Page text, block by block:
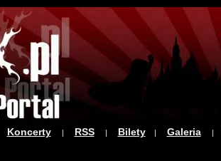
Koncerty| RSS| Bilety| Galeria|